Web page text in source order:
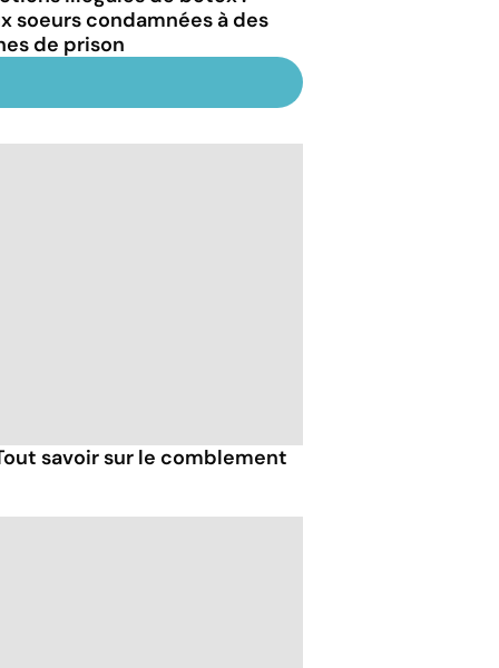
soeurs condamnées à des
de prison
savoir sur le comblement